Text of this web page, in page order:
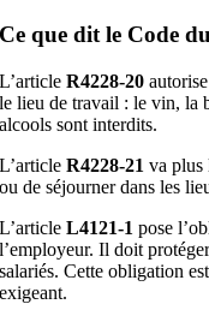
Ce que dit le Code
L’articleR4228-20
le lieu de travail : le vin, la
alcools sont interdits.
L’articleR4228-21 va plus
ou de séjourner dans les
L’articleL4121-1 pose
l’employeur. Il doit
salariés. Cette obligation
exigeant.